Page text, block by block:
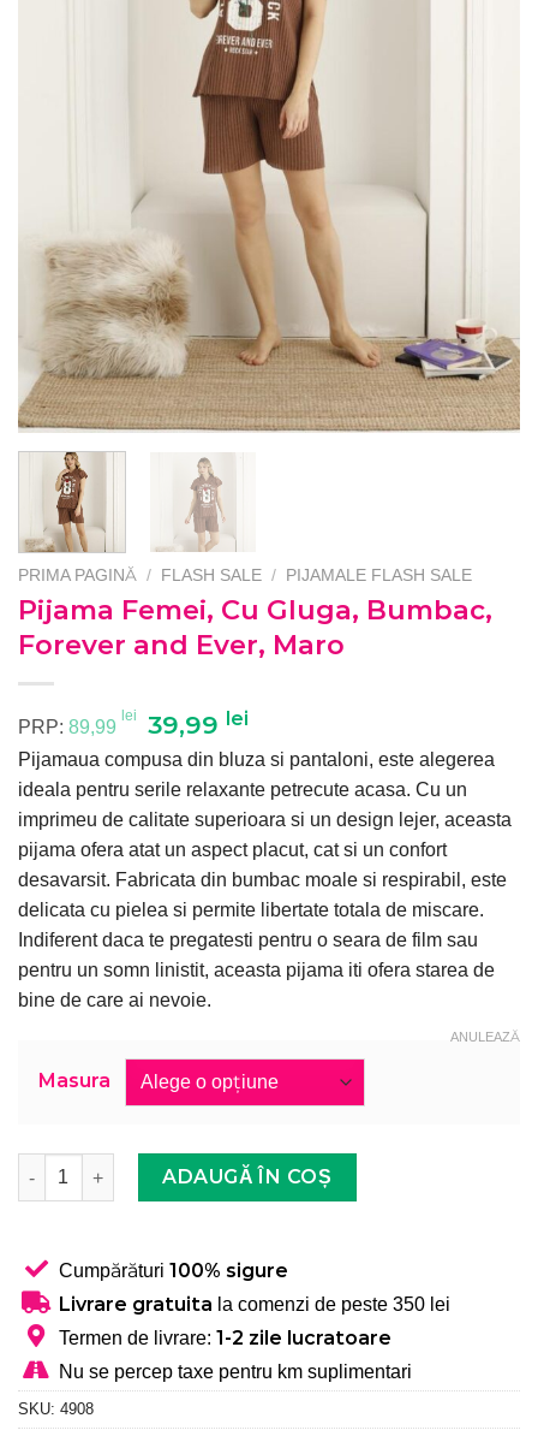
PRIMA PAGINĂ / FLASH SALE / PIJAMALE FLASH SALE
Pijama Femei, Cu Gluga, Bumbac,
Forever and Ever, Maro
PRP: 89,99
lei
Prețul
inițial
fost:
89,99 lei.
39,99 leiPrețul
curent
este:
39,99 lei.
Pijamaua compusa din bluza si pantaloni, este alegerea
ideala pentru serile relaxante petrecute acasa. Cu un
imprimeu de calitate superioara si un design lejer, aceasta
pijama ofera atat un aspect placut, cat si un confort
desavarsit. Fabricata din bumbac moale si respirabil, este
delicata cu pielea si permite libertate totala de miscare.
Indiferent daca te pregatesti pentru o seara de film sau
pentru un somn linistit, aceasta pijama iti ofera starea de
bine de care ai nevoie.
Masura
ANULEAZĂ
Cantitate Pijama Femei, Cu Gluga, Bumbac, Forever and
ADAUGĂ ÎN COȘ
Cumpărături 100% sigure
Livrare gratuita la comenzi de peste 350 lei
Termen de livrare: 1-2 zile lucratoare
Nu se percep taxe pentru km suplimentari
SKU: 4908